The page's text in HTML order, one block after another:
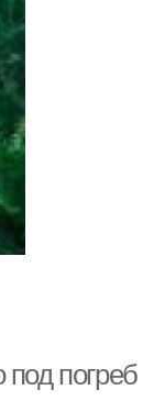
погреб